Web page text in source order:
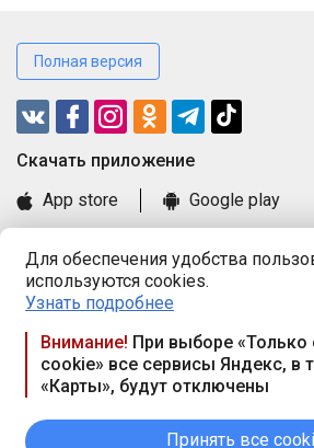
Для обеспечения удобства
используются cookies.
Узнать подробнее
Внимание! При выборе «Только
cookie» все сервисы Яндекс, в
«Карты», будут отключены
Принять все
Полная версия
Cкачать приложение
App store
Google play
Книга замечаний и предложений
Правила и документы
Praca.by © 2000—2026, ООО «ПРАЦА
Республика Беларусь, 220114, г. Минск,
117а, пом. № 9.
вых. дн. — сб., вс.